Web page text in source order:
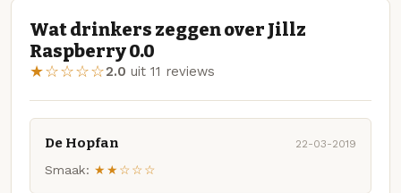
Wat drinkers zeggen over Jillz
Raspberry 0.0
★☆☆☆☆2.0 uit 11 reviews
De Hopfan 22-03-2019
Smaak: ★★☆☆☆